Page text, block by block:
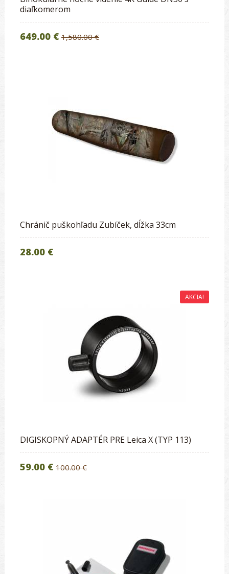
diaľkomerom
649.00 € 1,580.00 €
Chránič puškohľadu Zubíček, dĺžka 33cm
28.00 €
AKCIA!
DIGISKOPNÝ ADAPTÉR PRE Leica X (TYP 113)
59.00 € 100.00 €